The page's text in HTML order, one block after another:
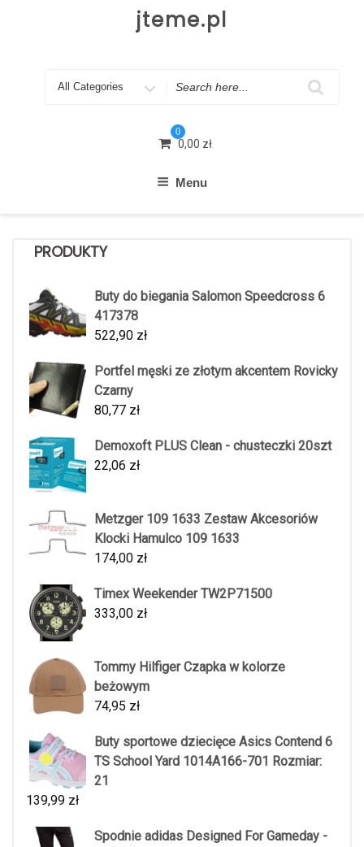
jteme.pl
Search
0
0,00 zł
Menu
PRODUKTY
Buty do biegania Salomon Speedcross 6
417378
522,90 zł
Portfel męski ze złotym akcentem Rovicky
Czarny
80,77 zł
Demoxoft PLUS Clean - chusteczki 20szt
22,06 zł
Metzger 109 1633 Zestaw Akcesoriów
Klocki Hamulco 109 1633
174,00 zł
Timex Weekender TW2P71500
333,00 zł
Tommy Hilfiger Czapka w kolorze
beżowym
74,95 zł
Buty sportowe dziecięce Asics Contend 6
TS School Yard 1014A166-701 Rozmiar:
21
139,99 zł
Spodnie adidas Designed For Gameday -